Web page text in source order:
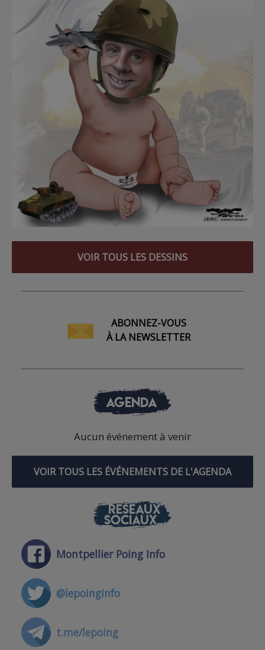
VOIR TOUS LES DESSINS
ABONNEZ-VOUS
À LA NEWSLETTER
AGENDA
Aucun événement à venir
VOIR TOUS LES ÉVÉNEMENTS DE L'AGENDA
RÉSEAUX
SOCIAUX
Montpellier Poing Info
@lepoinginfo
t.me/lepoing